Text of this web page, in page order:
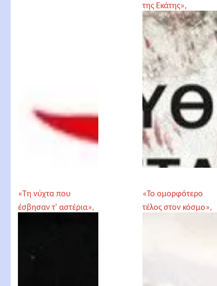
της Εκάτης»,
Ελευθερία Μεταξά
«Τη νύχτα που
έσβησαν τ' αστέρια»,
«Το ομορφότερο
τέλος στον κόσμο»,